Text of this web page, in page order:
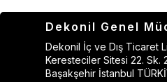
Dekonil Genel
Dekonil İç ve Dış Ticaret
Keresteciler Sitesi 22. Sk.
Başakşehir İstanbul